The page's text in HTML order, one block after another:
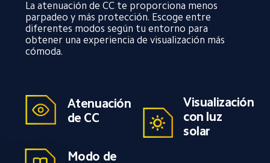
La atenuación de CC te proporciona menos
parpadeo y más protección. Escoge entre
diferentes modos según tu entorno para
obtener una experiencia de visualización más
cómoda.
Atenuación
de CC
Visualización
con luz
solar
Modo de